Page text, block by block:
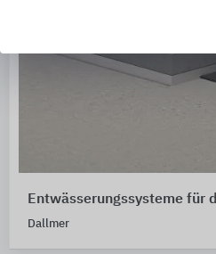
Entwässerungssysteme für
Dallmer